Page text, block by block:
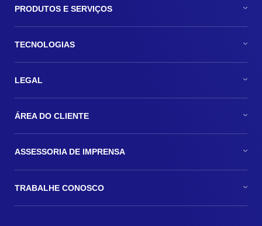
PRODUTOS E SERVIÇOS
TECNOLOGIAS
LEGAL
ÁREA DO CLIENTE
ASSESSORIA DE IMPRENSA
TRABALHE CONOSCO